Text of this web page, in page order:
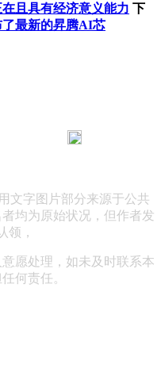
且具有经济意义能力 下
最新的昇腾AI芯
文字图片部分来源于公共
均为原始状况，但作者发
领，
愿处理，如未及时联系本
何责任。